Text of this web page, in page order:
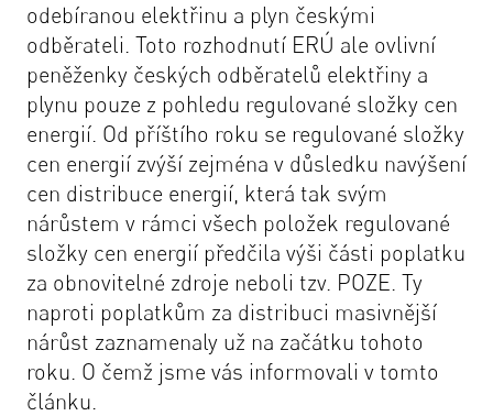
odebíranou elektřinu a plyn českými
odběrateli. Toto rozhodnutí ERÚ ale ovlivní
peněženky českých odběratelů elektřiny a
plynu pouze z pohledu regulované složky cen
energií. Od příštího roku se regulované složky
cen energií zvýší zejména v důsledku navýšení
cen distribuce energií, která tak svým
nárůstem v rámci všech položek regulované
složky cen energií předčila výši části poplatku
za obnovitelné zdroje neboli tzv. POZE. Ty
naproti poplatkům za distribuci masivnější
nárůst zaznamenaly už na začátku tohoto
roku. O čemž jsme vás informovali v tomto
článku.